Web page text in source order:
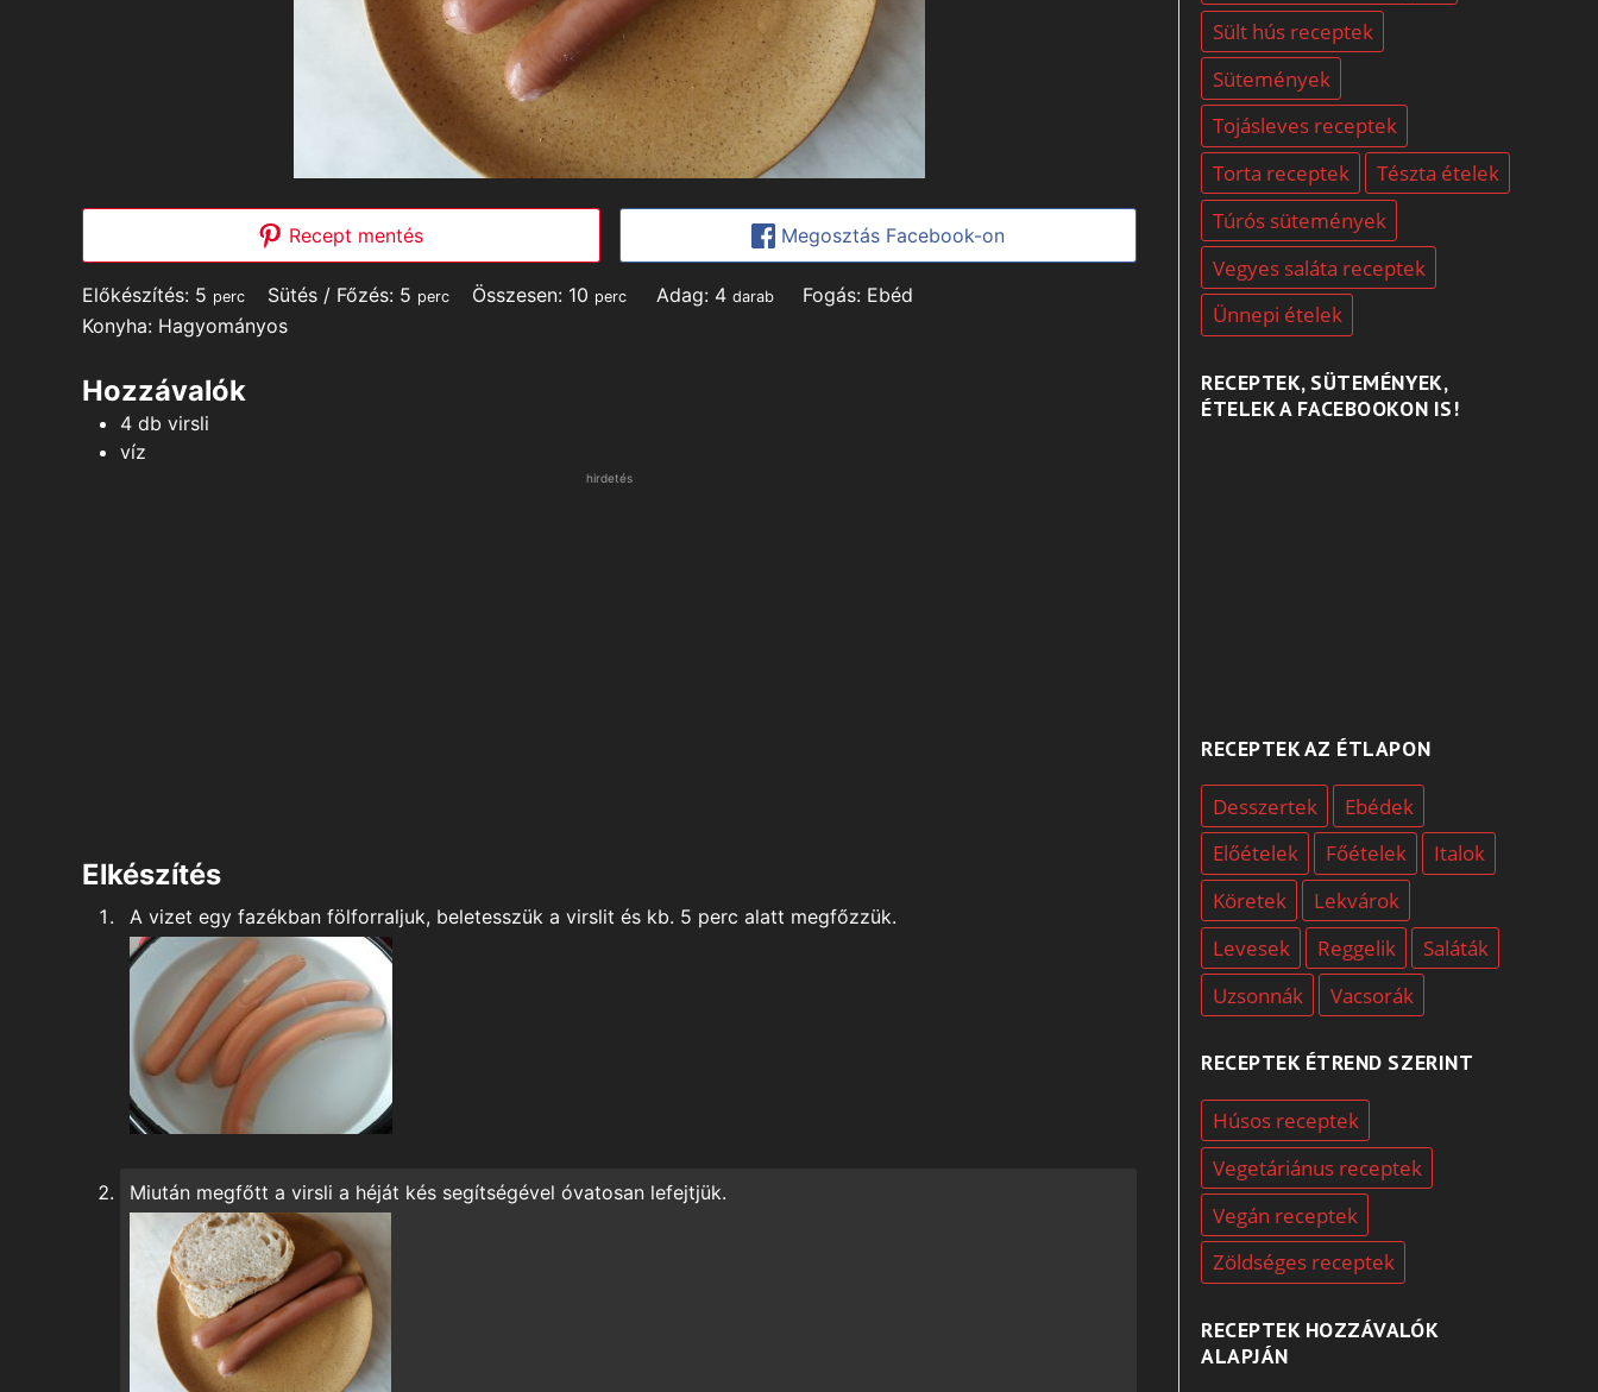
Recept mentés Megosztás Facebook-on
Előkészítés: 5minutes
perc Sütés / Főzés: 5 minutes
perc Összesen: 10 minutes
perc Adag: 4 darab Fogás: Ebéd
Konyha: Hagyományos
Hozzávalók
4 db virsli
víz
hirdetés
Elkészítés
A vizet egy fazékban fölforraljuk, beletesszük a virslit és kb. 5 perc alatt megfőzzük.
Miután megfőtt a virsli a héját kés segítségével óvatosan lefejtjük.
Sült hús receptek
Sütemények
Tojásleves receptek
Torta receptek
Tészta ételek
Túrós sütemények
Vegyes saláta receptek
Ünnepi ételek
RECEPTEK, SÜTEMÉNYEK,
ÉTELEK A FACEBOOKON IS!
RECEPTEK AZ ÉTLAPON
Desszertek
Ebédek
Előételek
Főételek
Italok
Köretek
Lekvárok
Levesek
Reggelik
Saláták
Uzsonnák
Vacsorák
RECEPTEK ÉTREND SZERINT
Húsos receptek
Vegetáriánus receptek
Vegán receptek
Zöldséges receptek
RECEPTEK HOZZÁVALÓK
ALAPJÁN